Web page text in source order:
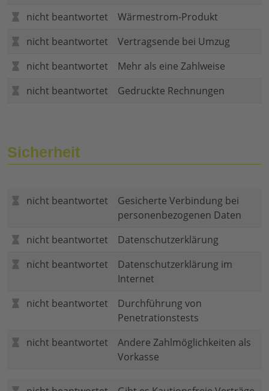
nicht beantwortet
Wärmestrom-Produkt
nicht beantwortet
Vertragsende bei Umzug
nicht beantwortet
Mehr als eine Zahlweise
nicht beantwortet
Gedruckte Rechnungen
Sicherheit
nicht beantwortet
Gesicherte Verbindung bei
personenbezogenen Daten
nicht beantwortet
Datenschutzerklärung
nicht beantwortet
Datenschutzerklärung im
Internet
nicht beantwortet
Durchführung von
Penetrationstests
nicht beantwortet
Andere Zahlmöglichkeiten als
Vorkasse